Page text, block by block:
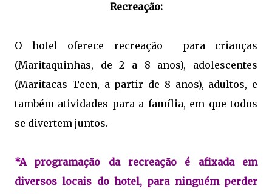
Recreação:
O hotel oferece recreação
para crianças
(Maritaquinhas, de 2 a 8 anos), adolescentes
(Maritacas Teen, a partir de 8 anos), adultos, e
também atividades para a família, em que todos
se divertem juntos.
*A programação da recreação é afixada em
diversos locais do hotel, para ninguém perder